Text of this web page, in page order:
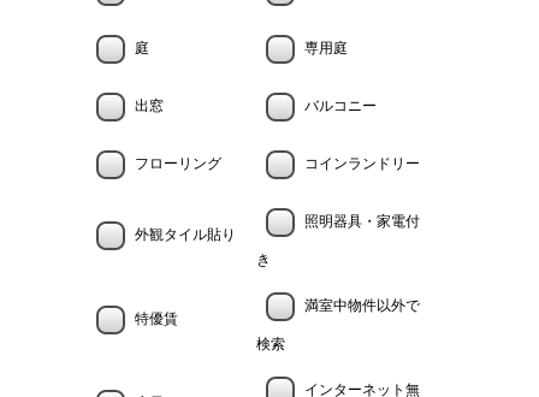
庭 専用庭
出窓 バルコニー
フローリング コインランドリー
外観タイル貼り
照明器具・家電付
き
特優賃
満室中物件以外で
検索
インターネット無